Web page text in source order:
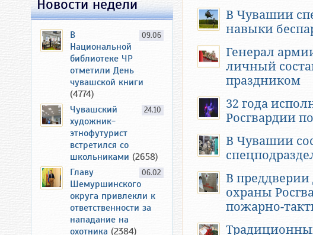
В Чувашии
навыки
Генерал
личный
праздником
32 года
Росгвардии
В Чувашии
В
охраны
пожарно-
Новости недели
09.06
В
Национальной
библиотеке ЧР
отметили День
чувашской книги
(4774)
24.10
Чувашский
художник-
этнофутурист
встретился со
школьниками (2658)
06.02
Главу
Шемуршинского
округа привлекли к
ответственности за
нападание на
охотника (2384)